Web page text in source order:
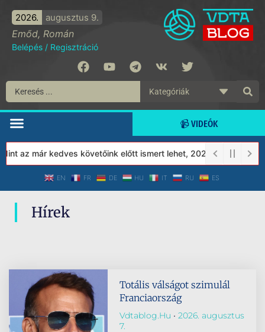
2026. augusztus 9.
Emőd, Román
Belépés / Regisztráció
📹 VIDEÓK
az már kedves követőink előtt ismert lehet, 2023-tól a Védett
EN FR DE HU IT RU ES
Hírek
Totális válságot szimulál
Franciaország
Vdtablog.hu
2026. augusztus
7.